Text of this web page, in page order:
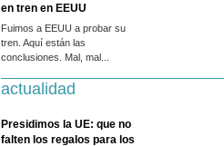
en tren en EEUU
Fuimos a EEUU a probar su
tren. Aquí están las
conclusiones. Mal, mal...
actualidad
Presidimos la UE: que no
falten los regalos para los